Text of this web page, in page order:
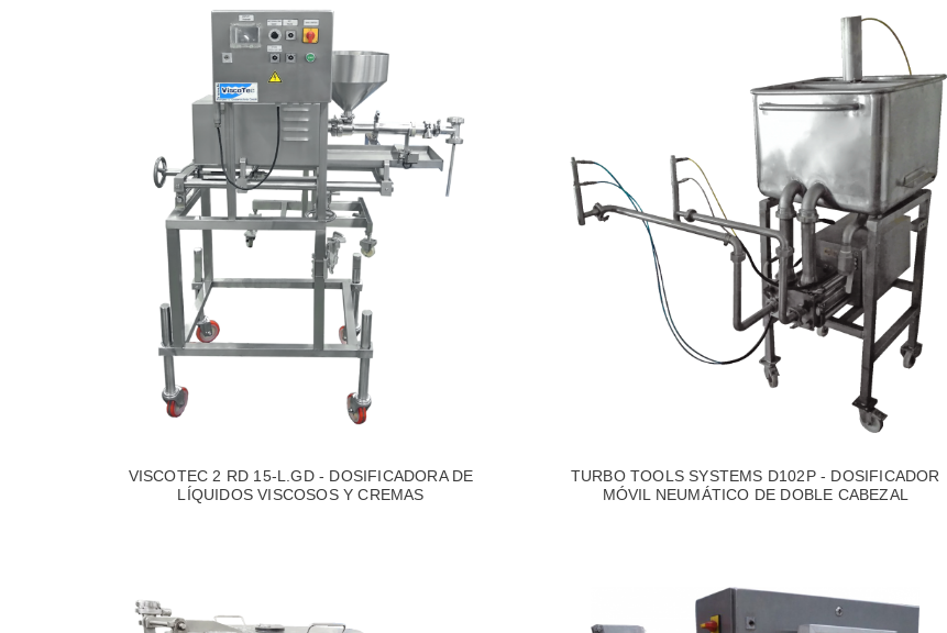
VISCOTEC 2 RD 15-L.GD - DOSIFICADORA DE
LÍQUIDOS VISCOSOS Y CREMAS
TURBO TOOLS SYSTEMS D102P - DOSIFICADOR
MÓVIL NEUMÁTICO DE DOBLE CABEZAL